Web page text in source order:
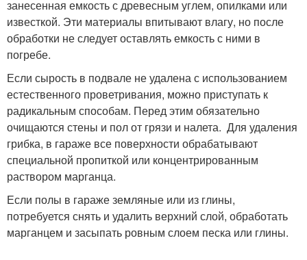
занесенная емкость с древесным углем, опилками или
известкой. Эти материалы впитывают влагу, но после
обработки не следует оставлять емкость с ними в
погребе.
Если сырость в подвале не удалена с использованием
естественного проветривания, можно приступать к
радикальным способам. Перед этим обязательно
очищаются стены и пол от грязи и налета. Для удаления
грибка, в гараже все поверхности обрабатывают
специальной пропиткой или концентрированным
раствором марганца.
Если полы в гараже земляные или из глины,
потребуется снять и удалить верхний слой, обработать
марганцем и засыпать ровным слоем песка или глины.